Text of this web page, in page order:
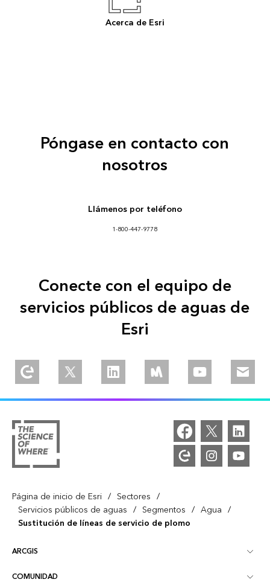
Acerca de Esri
Póngase en contacto con
nosotros
Llámenos por teléfono
1-800-447-9778
Conecte con el equipo de
servicios públicos de aguas de
Esri
Explore our Esri Community
Follow us on TwitterJoin us on LinkedinJoin is on MeetupWatch our videos
Email
Página de inicio de Esri / Sectores /
Servicios públicos de aguas / Segmentos / Agua /
Sustitución de líneas de servicio de plomo
ARCGIS
Descripción general de ArcGIS
COMUNIDAD